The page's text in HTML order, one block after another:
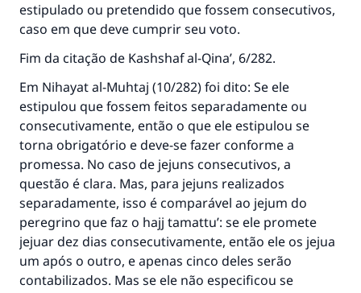
estipulado ou pretendido que fossem consecutivos,
caso em que deve cumprir seu voto.
Fim da citação de Kashshaf al-Qina’, 6/282.
Em Nihayat al-Muhtaj (10/282) foi dito: Se ele
estipulou que fossem feitos separadamente ou
consecutivamente, então o que ele estipulou se
torna obrigatório e deve-se fazer conforme a
promessa. No caso de jejuns consecutivos, a
questão é clara. Mas, para jejuns realizados
separadamente, isso é comparável ao jejum do
peregrino que faz o hajj tamattu’: se ele promete
jejuar dez dias consecutivamente, então ele os jejua
um após o outro, e apenas cinco deles serão
contabilizados. Mas se ele não especificou se
A resposta n° 110845 salvou um